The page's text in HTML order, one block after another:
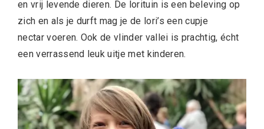
en vrij levende dieren. De lorituin is een beleving op
zich en als je durft mag je de lori’s een cupje
nectar voeren. Ook de vlinder vallei is prachtig, écht
een verrassend leuk uitje met kinderen.